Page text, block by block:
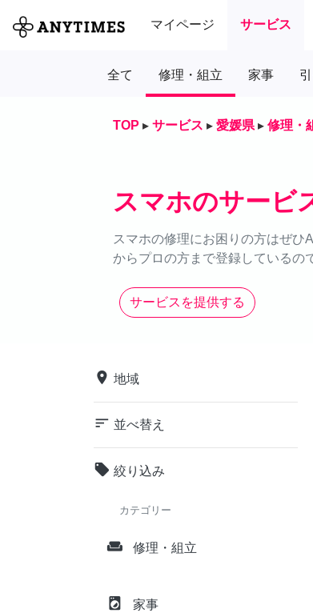
マイページ サービス
全て 修理・組立 家事
TOP ▸ サービス ▸ 愛媛県 ▸ 修理・
スマホのサービ
スマホの修理にお困りの方はぜひ
からプロの方まで登録しているの
サービスを提供する
place 地域
sort 並べ替え
local_offer 絞り込み
カテゴリー
weekend 修理・組立
local_laundry_service 家事